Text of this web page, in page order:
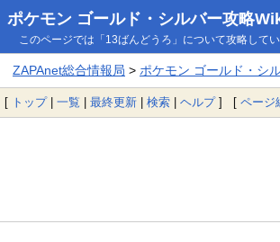
ポケモン ゴールド・シルバー攻略
このページでは「13ばんどうろ」について攻略してい
ZAPAnet総合情報局 > ポケモン ゴールド・シ
[ トップ| 一覧 | 最終更新 | 検索 | ヘルプ] [ ページ